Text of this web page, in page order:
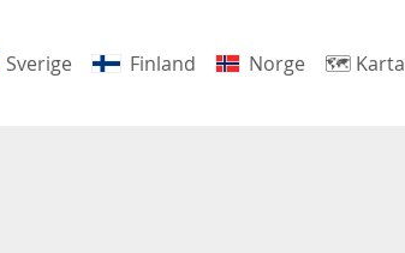
Sverige Finland Norge 🗺 Karta